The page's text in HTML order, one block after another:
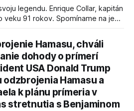
legendu. Enrique Collar, kapitán
91 rokov. Spomíname na jeho
Hamasu, chváli
dohody o prímerí
USA Donald Trump
Hamasu a
k plánu prímeria v
stretnutia s Benjaminom